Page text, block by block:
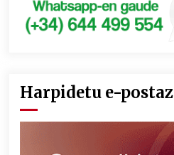
Harpidetu e-postaz